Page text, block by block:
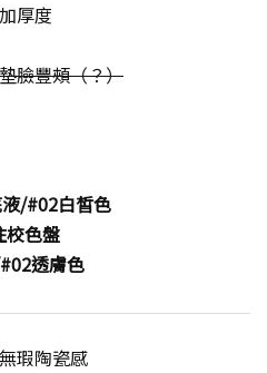
厚度
臉豐頰（？）
/#02白皙色
校色盤
透膚色
瑕陶瓷感